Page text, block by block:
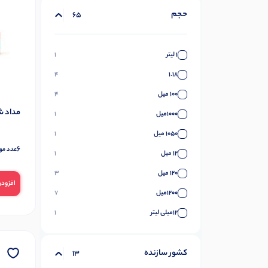
حجم 65
1 لیتر
1
1.18
4
100 میل
4
1000میل
1
1050 میل
1
12 میل
1
120 میل
3
1200میل
7
12میلی لیتر
1
15 گرم
3
کشور سازنده 13
مداد شمعی
6عدد